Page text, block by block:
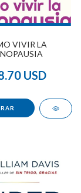
VIVIR LA
USD